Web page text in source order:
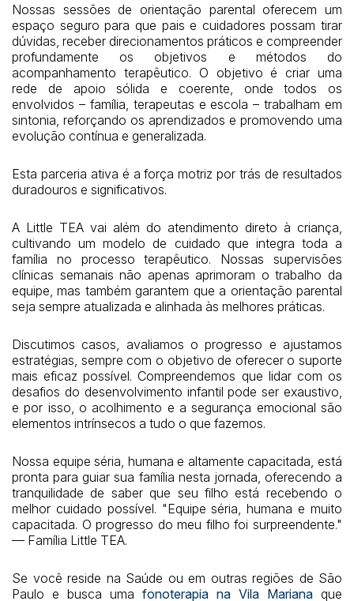
Nossas sessões de orientação parental oferecem um
espaço seguro para que pais e cuidadores possam tirar
dúvidas, receber direcionamentos práticos e compreender
profundamente os objetivos e métodos do
acompanhamento terapêutico. O objetivo é criar uma
rede de apoio sólida e coerente, onde todos os
envolvidos – família, terapeutas e escola – trabalham em
sintonia, reforçando os aprendizados e promovendo uma
evolução contínua e generalizada.
Esta parceria ativa é a força motriz por trás de resultados
duradouros e significativos.
A Little TEA vai além do atendimento direto à criança,
cultivando um modelo de cuidado que integra toda a
família no processo terapêutico. Nossas supervisões
clínicas semanais não apenas aprimoram o trabalho da
equipe, mas também garantem que a orientação parental
seja sempre atualizada e alinhada às melhores práticas.
Discutimos casos, avaliamos o progresso e ajustamos
estratégias, sempre com o objetivo de oferecer o suporte
mais eficaz possível. Compreendemos que lidar com os
desafios do desenvolvimento infantil pode ser exaustivo,
e por isso, o acolhimento e a segurança emocional são
elementos intrínsecos a tudo o que fazemos.
Nossa equipe séria, humana e altamente capacitada, está
pronta para guiar sua família nesta jornada, oferecendo a
tranquilidade de saber que seu filho está recebendo o
melhor cuidado possível. "Equipe séria, humana e muito
capacitada. O progresso do meu filho foi surpreendente."
— Família Little TEA.
Se você reside na Saúde ou em outras regiões de São
Paulo e busca uma fonoterapia na Vila Mariana que